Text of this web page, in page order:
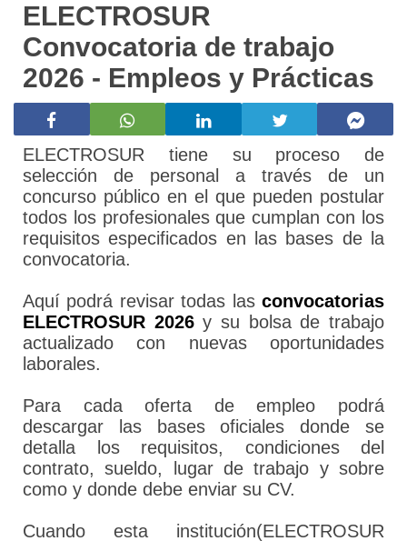
ELECTROSUR
Convocatoria de trabajo
2026 - Empleos y Prácticas
ELECTROSUR tiene su proceso de
selección de personal a través de un
concurso público en el que pueden postular
todos los profesionales que cumplan con los
requisitos especificados en las bases de la
convocatoria.
Aquí podrá revisar todas las convocatorias
ELECTROSUR 2026y su bolsa de trabajo
actualizado con nuevas oportunidades
laborales.
Para cada oferta de empleo podrá
descargar las bases oficiales donde se
detalla los requisitos, condiciones del
contrato, sueldo, lugar de trabajo y sobre
como y donde debe enviar su CV.
Cuando esta institución(ELECTROSUR